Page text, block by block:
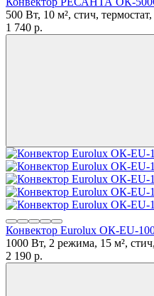
500 Вт, 10 м², стич,
1 740 p.
Конвектор Eurolux ОК-EU-
1000 Вт, 2 режима, 15 м²,
2 190 p.